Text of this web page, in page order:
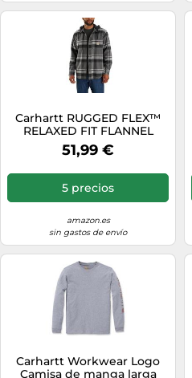
Carhartt RUGGED FLEX™
RELAXED FIT FLANNEL
FLEECE LINED HOODED
SHIRT JAC, Chaqueta polar
51,99 €
5 precios
amazon.es
sin gastos de envío
Carhartt Workwear Logo
Camisa de manga larga